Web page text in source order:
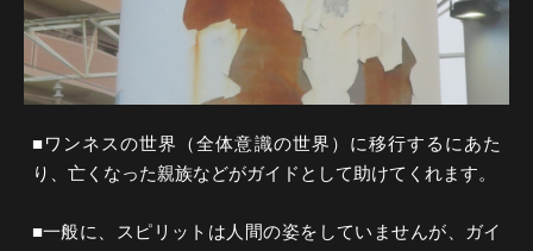
■ワンネスの世界（全体意識の世界）に移行するにあた
り、亡くなった親族などがガイドとして助けてくれます。
■一般に、スピリットは人間の姿をしていませんが、ガイ